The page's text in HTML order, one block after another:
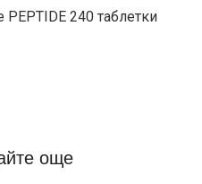
PEPTIDE 240 таблетки
още